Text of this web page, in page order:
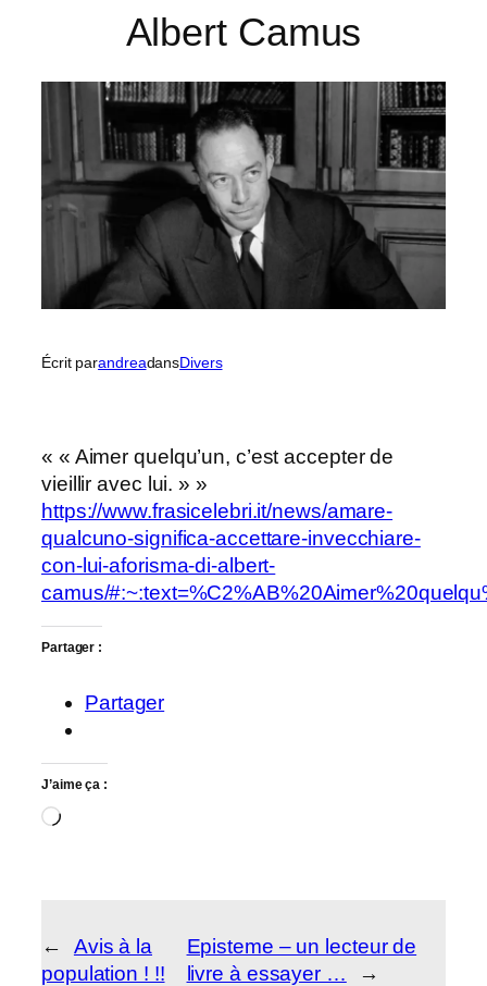
Albert Camus
Écrit parandreadansDivers
« « Aimer quelqu’un, c’est accepter de
vieillir avec lui. » »
https://www.frasicelebri.it/news/amare-
qualcuno-significa-accettare-invecchiare-
con-lui-aforisma-di-albert-
camus/
Partager :
Partager
J’aime ça :
Chargement…
←
Avis à la
population ! !!
Episteme – un lecteur de
livre à essayer …
→